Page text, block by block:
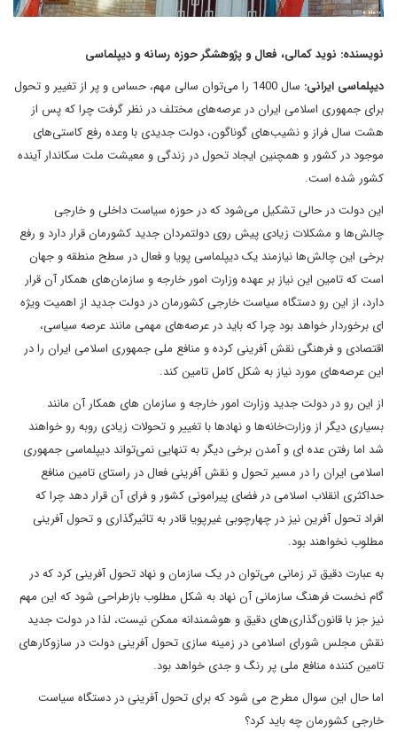
نویسنده: نوید کمالی، فعال و پژوهشگر حوزه رسانه و دیپلماسی
دیپلماسی ایرانی:
سال 1400 را می‌توان سالی مهم، حساس و پر از تغییر و تحول
برای جمهوری اسلامی ایران در عرصه‌های مختلف در نظر گرفت چرا که پس از
هشت سال فراز و نشیب‌های گوناگون، دولت جدیدی با وعد‌ه رفع کاستی‌های
موجود در کشور و همچنین ایجاد تحول در زندگی و معیشت ملت سکاندار آینده
کشور شده است.
این دولت در حالی تشکیل می‌شود که در حوزه سیاست داخلی و خارجی
چالش‌ها و مشکلات زیادی پیش روی دولتمردان جدید کشورمان قرار دارد و رفع
برخی این چالش‌ها نیازمند یک دیپلماسی پویا و فعال در سطح منطقه و جهان
است که تامین این نیاز بر عهده وزارت امور خارجه و سازمان‌های همکار آن قرار
دارد، از این رو دستگاه سیاست خارجی کشورمان در دولت جدید از اهمیت ویژه
ای برخوردار خواهد بود چرا که باید در عرصه‌های مهمی مانند عرصه سیاسی،
اقتصادی و فرهنگی نقش آفرینی کرده و منافع ملی جمهوری اسلامی ایران را در
این عرصه‌های مورد نیاز به شکل کامل تامین کند.
از این رو در دولت جدید وزارت امور خارجه و سازمان های همکار آن مانند
بسیاری دیگر از وزارت‌خانه‌ها و نهادها با تغییر و تحولات زیادی روبه رو خواهند
شد اما رفتن عده ای و آمدن برخی دیگر به تنهایی نمی‌تواند دیپلماسی جمهوری
اسلامی ایران را در مسیر تحول و نقش آفرینی فعال در راستای تامین منافع
حداکثری انقلاب اسلامی در فضای پیرامونی کشور و فرای آن قرار دهد چرا که
افراد تحول آفرین نیز در چهارچوبی غیرپویا قادر به تاثیرگذاری و تحول آفرینی
مطلوب نخواهند بود.
به عبارت دقیق تر زمانی می‌توان در یک سازمان و نهاد تحول آفرینی کرد که در
گام نخست فرهنگ سازمانی آن نهاد به شکل مطلوب بازطراحی شود که این مهم
نیز جز با قانون‌گذاری‌های دقیق و هوشمندانه ممکن نیست، لذا در دولت جدید
نقش مجلس شورای اسلامی در زمینه سازی تحول آفرینی دولت در سازوکارهای
تامین کننده منافع ملی پر رنگ و جدی خواهد بود.
اما حال این سوال مطرح می شود که برای تحول آفرینی در دستگاه سیاست
خارجی کشورمان چه باید کرد؟